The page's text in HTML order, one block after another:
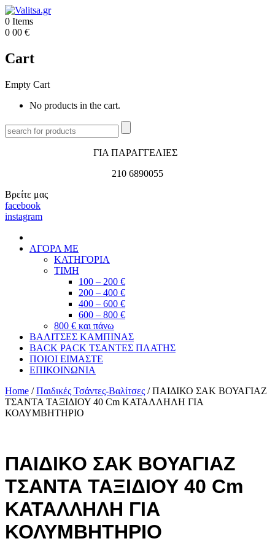
0 Items
0 00 €
Cart
Empty Cart
No products in the cart.
ΓΙΑ ΠΑΡΑΓΓΕΛΙΕΣ
210 6890055
Βρείτε μας
facebook
instagram
ΑΓΟΡΑ ΜΕ
ΚΑΤΗΓΟΡΙΑ
ΤΙΜΗ
100 – 200 €
200 – 400 €
400 – 600 €
600 – 800 €
800 € και πάνω
ΒΑΛΙΤΣΕΣ ΚΑΜΠΙΝΑΣ
BACK PACK ΤΣΑΝΤΕΣ ΠΛΑΤΗΣ
ΠΟΙΟΙ ΕΙΜΑΣΤΕ
ΕΠΙΚΟΙΝΩΝΙΑ
Home /Παιδικές Τσάντες-Βαλίτσες / ΠΑΙΔΙΚΟ ΣΑΚ ΒΟΥΑΓΙΑΖ
ΤΣΑΝΤΑ ΤΑΞΙΔΙΟΥ 40 Cm ΚΑΤΑΛΛΗΛΗ ΓΙΑ
ΚΟΛΥΜΒΗΤΗΡΙΟ
ΠΑΙΔΙΚΟ ΣΑΚ ΒΟΥΑΓΙΑΖ
ΤΣΑΝΤΑ ΤΑΞΙΔΙΟΥ 40 Cm
ΚΑΤΑΛΛΗΛΗ ΓΙΑ
ΚΟΛΥΜΒΗΤΗΡΙΟ